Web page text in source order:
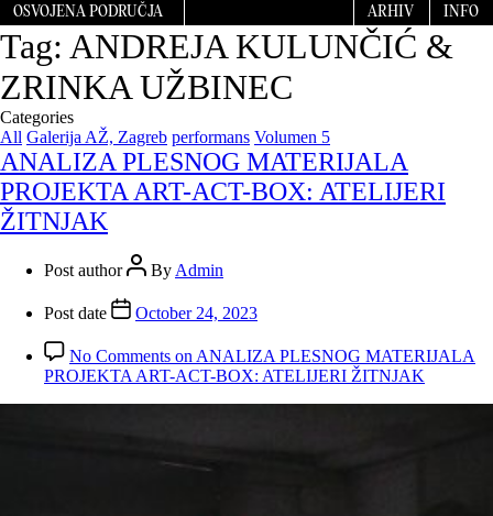
OSVOJENA PODRUČJA ARHIV INFO
Tag: ANDREJA KULUNČIĆ &
ZRINKA UŽBINEC
Categories
All Galerija AŽ, Zagreb performans Volumen 5
ANALIZA PLESNOG MATERIJALA
PROJEKTA ART-ACT-BOX: ATELIJERI
ŽITNJAK
Post author By Admin
Post date October 24, 2023
No Comments on ANALIZA PLESNOG MATERIJALA
PROJEKTA ART-ACT-BOX: ATELIJERI ŽITNJAK